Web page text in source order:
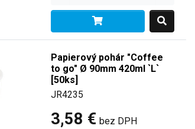
Papierový pohár "Coffee
to go" Ø 90mm 420ml `L`
[50ks]
JR4235
3,58 € bez DPH